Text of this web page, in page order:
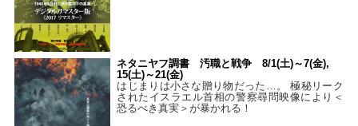
ネタニヤフ調書 汚職と戦争 8/1(土)～7(金),
15(土)～21(金)
はじまりは小さな贈り物だった…。 極秘リーク
されたイスラエル首相の警察尋問映像により＜
恐るべき真実＞が暴かれる！